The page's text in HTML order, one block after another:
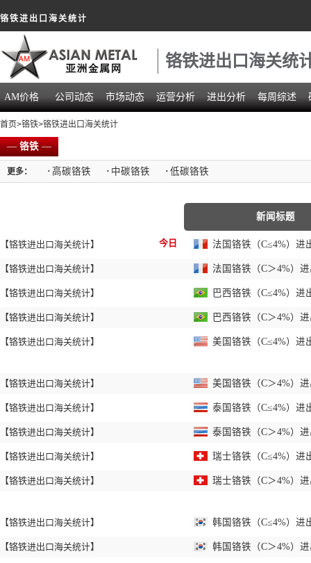
铬铁进出口海关统计
铬铁进出口海关统
AM价格 公司动态 市场动态 运营分析 进出分析 每周综述
首页>铬铁>铬铁进出口海关统计
—铬铁—
更多： · 高碳铬铁 · 中碳铬铁 · 低碳铬铁
【铬铁进出口海关统计】 今日
【铬铁进出口海关统计】
【铬铁进出口海关统计】
【铬铁进出口海关统计】
【铬铁进出口海关统计】
【铬铁进出口海关统计】
【铬铁进出口海关统计】
【铬铁进出口海关统计】
【铬铁进出口海关统计】
【铬铁进出口海关统计】
【铬铁进出口海关统计】
【铬铁进出口海关统计】
新闻标题
法国铬铁（C≤4%）进
法国铬铁（C＞4%）
巴西铬铁（C≤4%）进
巴西铬铁（C＞4%）
美国铬铁（C≤4%）进
美国铬铁（C＞4%）
泰国铬铁（C≤4%）进
泰国铬铁（C＞4%）
瑞士铬铁（C≤4%）进
瑞士铬铁（C＞4%）
韩国铬铁（C≤4%）进
韩国铬铁（C＞4%）